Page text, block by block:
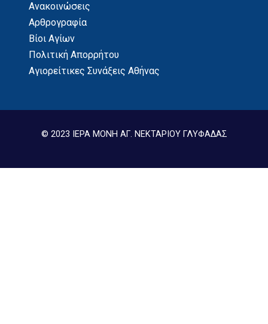
Ανακοινώσεις
Αρθρογραφία
Βίοι Αγίων
Πολιτική Απορρήτου
Αγιορείτικες Συνάξεις Αθήνας
© 2023 ΙΕΡΑ ΜΟΝΗ ΑΓ. ΝΕΚΤΑΡΙΟΥ ΓΛΥΦΑΔΑΣ